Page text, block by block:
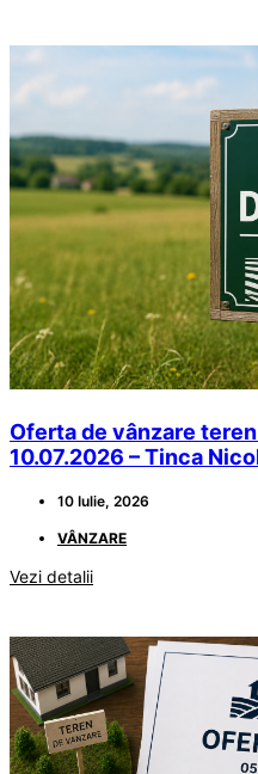
Oferta de vânzare
10.07.2026 – Tinca
10 Iulie, 2026
VÂNZARE
Vezi detalii